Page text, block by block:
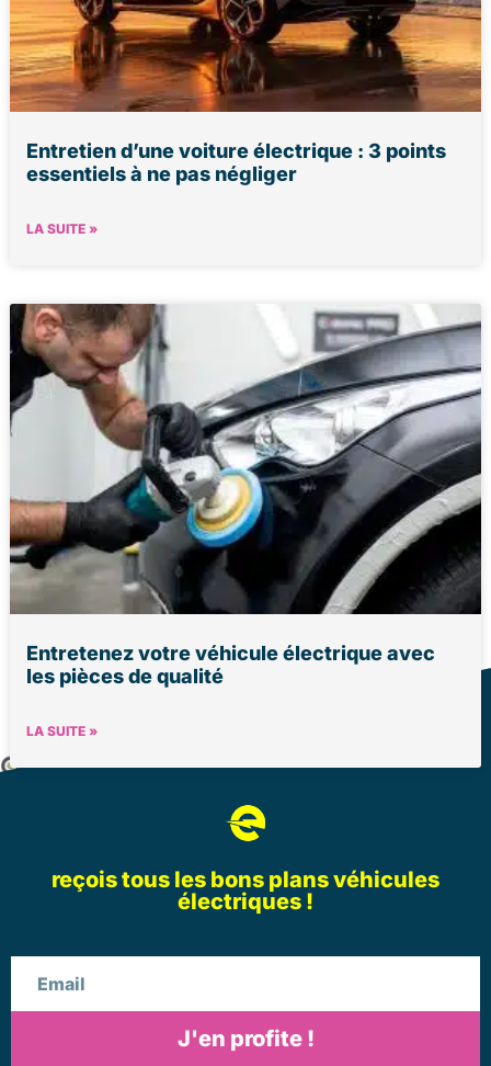
Entretien d’une voiture électrique : 3 points
essentiels à ne pas négliger
LA SUITE »
Entretenez votre véhicule électrique avec
les pièces de qualité
LA SUITE »
reçois tous les bons plans véhicules
électriques !
J'en profite !